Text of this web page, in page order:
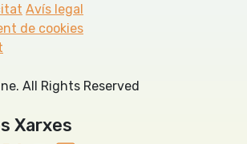
Avís legal
de cookies
All Rights Reserved
Xarxes